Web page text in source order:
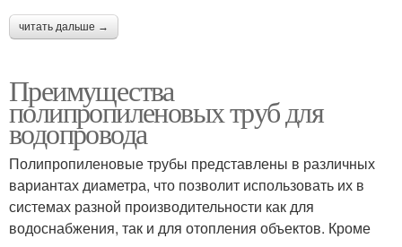
читать дальше →
Преимущества
полипропиленовых труб для
водопровода
Полипропиленовые трубы представлены в различных
вариантах диаметра, что позволит использовать их в
системах разной производительности как для
водоснабжения, так и для отопления объектов. Кроме